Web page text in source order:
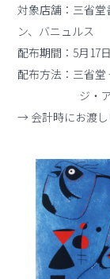
対象店舗：三省
ン、バニュルス
配布期間：5月17
配布方法：三省堂
ジ・
→ 会計時にお渡し